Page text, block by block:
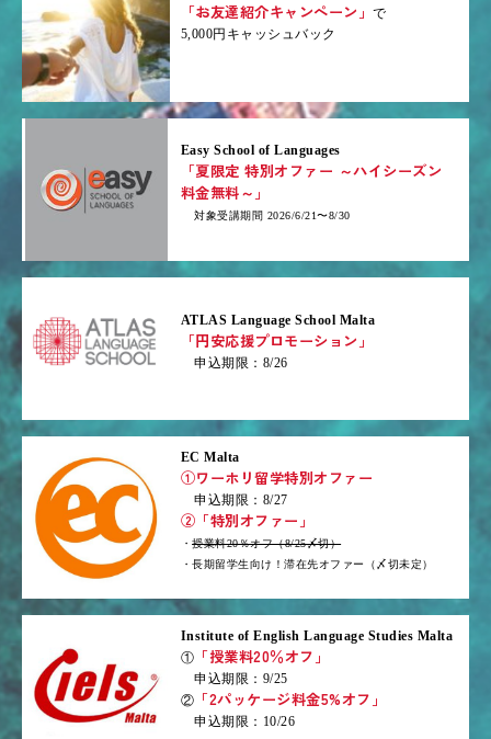
「お友達紹介キャンペーン」で
5,000円キャッシュバック
Easy School of Languages
「夏限定 特別オファー ～ハイシーズン
料金無料～」
対象受講期間 2026/6/21〜8/30
ATLAS Language School Malta
「円安応援プロモーション」
申込期限：8/26
EC Malta
①ワーホリ留学特別オファー
申込期限：8/27
②「特別オファー」
・授業料20％オフ（8/25〆切）
・長期留学生向け！滞在先オファー（〆切未定）
Institute of English Language Studies Malta
① 「授業料20％オフ」
申込期限：9/25
② 「2パッケージ料金5%オフ」
申込期限：10/26